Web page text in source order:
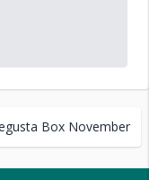
Box November